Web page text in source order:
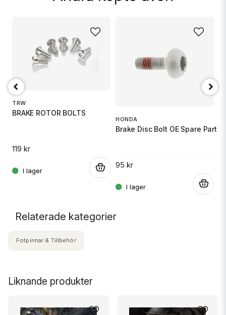
Skicka fråga
TRW
BRAKE ROTOR BOLTS
119 kr
HONDA
Brake Disc Bolt OE Spare Part
95 kr
Liknande produkter
Relaterade kategorier
Fotpinnar & Tillbehör